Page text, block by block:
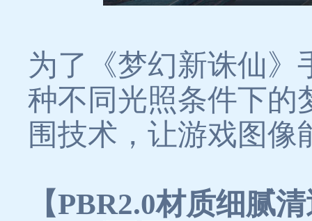
为了《梦幻新诛仙》
种不同光照条件下的
围技术，让游戏图
【PBR2.0材质细腻